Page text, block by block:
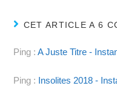
CET ARTICLE A 6
Ping :A Juste Titre -
Ping : Insolites 2018 -